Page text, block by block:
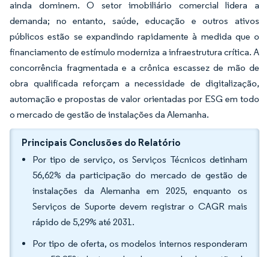
ainda dominem. O setor imobiliário comercial lidera a
demanda; no entanto, saúde, educação e outros ativos
públicos estão se expandindo rapidamente à medida que o
financiamento de estímulo moderniza a infraestrutura crítica. A
concorrência fragmentada e a crônica escassez de mão de
obra qualificada reforçam a necessidade de digitalização,
automação e propostas de valor orientadas por ESG em todo
o mercado de gestão de instalações da Alemanha.
Principais Conclusões do Relatório
Por tipo de serviço, os Serviços Técnicos detinham
56,62% da participação do mercado de gestão de
instalações da Alemanha em 2025, enquanto os
Serviços de Suporte devem registrar o CAGR mais
rápido de 5,29% até 2031.
Por tipo de oferta, os modelos internos responderam